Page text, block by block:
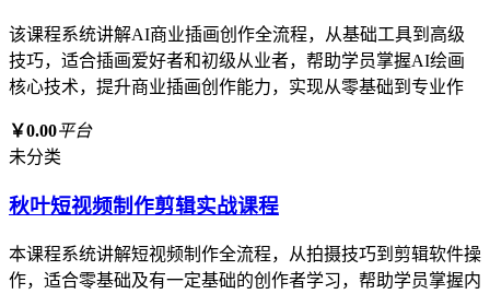
该课程系统讲解AI商业插画创作全流程，从基础工具到高级
技巧，适合插画爱好者和初级从业者，帮助学员掌握AI绘画
核心技术，提升商业插画创作能力，实现从零基础到专业作
￥0.00平台
未分类
秋叶短视频制作剪辑实战课程
本课程系统讲解短视频制作全流程，从拍摄技巧到剪辑软件操
作，适合零基础及有一定基础的创作者学习，帮助学员掌握内